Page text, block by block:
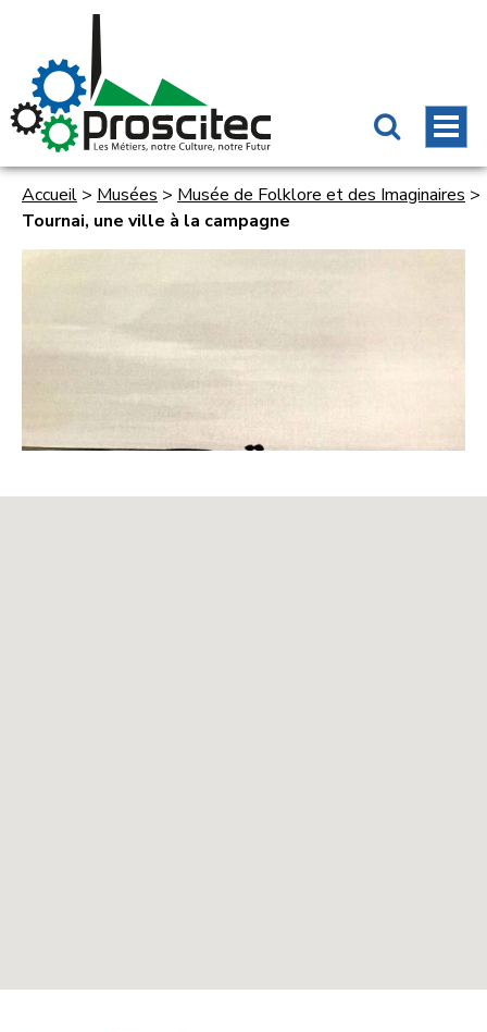
Accueil > Musées > Musée de Folklore et des Imaginaires >
Tournai, une ville à la campagne